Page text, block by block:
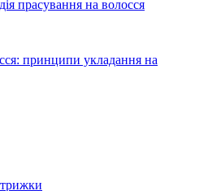
прасування на волосся
принципи укладання на